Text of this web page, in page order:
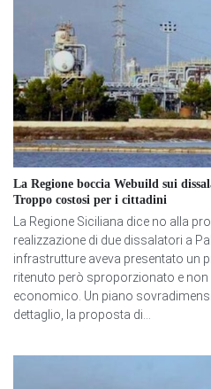
La Regione boccia Webuild sui
Troppo costosi per i cittadini
La Regione Siciliana dice no alla
realizzazione di due dissalatori a
infrastrutture aveva presentato un
ritenuto però sproporzionato e
economico. Un piano
dettaglio, la proposta di...